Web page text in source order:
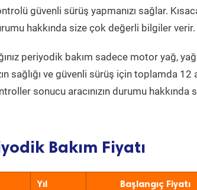
güvenli sürüş yapmanızı sağlar.
hakkında size çok değerli bilgiler verir.
periyodik bakım sadece motor yağ, yağ
sağlığı ve güvenli sürüş için toplamda 12
sonucu aracınızın durumu hakkında
Bakım Fiyatı
Yıl Başlangıç Fiyatı